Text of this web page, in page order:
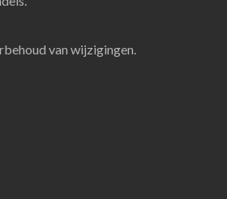
van wijzigingen.